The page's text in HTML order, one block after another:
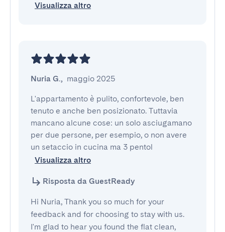
Visualizza altro
Nuria G., maggio 2025
L'appartamento è pulito, confortevole, ben
tenuto e anche ben posizionato. Tuttavia
mancano alcune cose: un solo asciugamano
per due persone, per esempio, o non avere
un setaccio in cucina ma 3 pentol
Visualizza altro
Risposta da GuestReady
Hi Nuria, Thank you so much for your
feedback and for choosing to stay with us.
I'm glad to hear you found the flat clean,